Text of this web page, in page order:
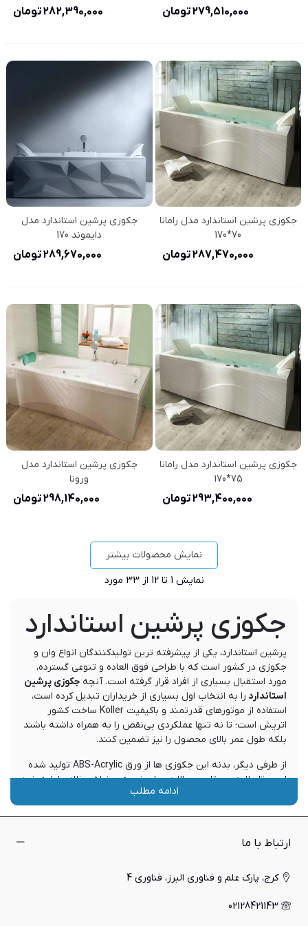
279,510,000 تومان 282,390,000 تومان
جکوزی پرشین استاندارد مدل رامانا
70*170
287,470,000 تومان
جکوزی پرشین استاندارد مدل
دایموند 170
289,670,000 تومان
جکوزی پرشین استاندارد مدل رامانا
75*170
293,400,000 تومان
جکوزی پرشین استاندارد مدل
ورونا
298,140,000 تومان
نمایش محصولات بیشتر
نمایش 1 تا 12 از 33 مورد
جکوزی پرشین استاندارد
پرشین استاندارد، یکی از پیشرفته ترین تولیدکنندگان انواع وان و
جکوزی در کشور است که با طراحی فوق العاده و تنوعی گسترده،
مورد استقبال بسیاری از افراد قرار گرفته است. آنچه جکوزی پرشین
استاندارد را به انتخاب اول بسیاری از خریداران تبدیل کرده است،
استفاده از موتورهای قدرتمند و باکیفیت Koller ساخت کشور
اتریش است؛ تا نه تنها عملکردی بی‌نقص را به همراه داشته باشند
بلکه طول عمر بالای محصول را نیز تضمین کنند.
از طرفی دیگر، بدنه این جکوزی ها از ورق ABS-Acrylic تولید شده
است تا علاوه بر مقاومت بالا در برابر ضربه و خراش، ظاهر اولیه خود
را حفظ نماید و نظافت آن نیز به سادگی انجام شود. جت های
ماساژور قرار گرفته بر روی این محصول نیز با بهبود جریان خود، رفع
موجب ارتقای سلامت عمومی بدن می شوند.
در ظرفیت ها و مدل هایی متنوع به بازار عرضه می شود، پیشنهاد
جکوزی های پرشین استاندارد آشنا شوید. همچنین اگر قصد دارید
ادامه مطلب
ارتباط با ما
کرج، پارک علم و فناوری البرز، فناوری 4
02128421143